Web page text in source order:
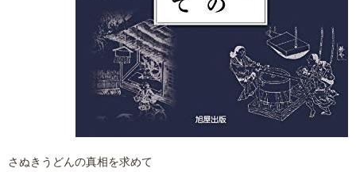
さぬきうどんの真相を求めて